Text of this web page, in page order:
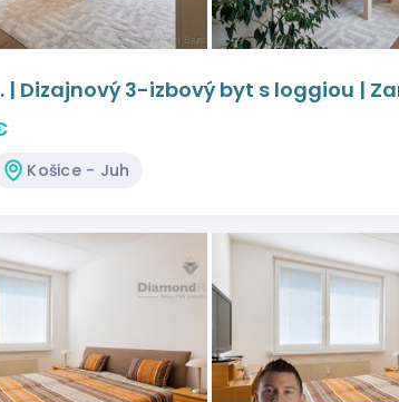
| Dizajnový 3-izbový byt s loggiou |
Košice - Juh